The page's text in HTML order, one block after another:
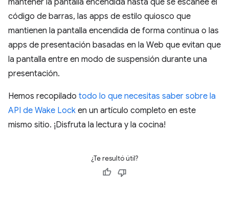
mantener la pantalla encendida hasta que se escanee el
código de barras, las apps de estilo quiosco que
mantienen la pantalla encendida de forma continua o las
apps de presentación basadas en la Web que evitan que
la pantalla entre en modo de suspensión durante una
presentación.
Hemos recopilado todo lo que necesitas saber sobre la
API de Wake Lock en un artículo completo en este
mismo sitio. ¡Disfruta la lectura y la cocina!
¿Te resultó útil?